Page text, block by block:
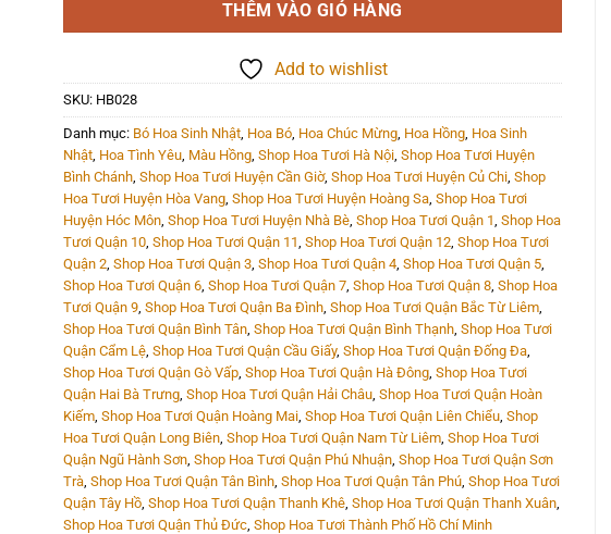
THÊM VÀO GIỎ HÀNG
Add to wishlist
SKU: HB028
Danh mục: Bó Hoa Sinh Nhật, Hoa Bó, Hoa Chúc Mừng, Hoa Hồng, Hoa Sinh
Nhật, Hoa Tình Yêu, Màu Hồng, Shop Hoa Tươi Hà Nội, Shop Hoa Tươi Huyện
Bình Chánh, Shop Hoa Tươi Huyện Cần Giờ, Shop Hoa Tươi Huyện Củ Chi, Shop
Hoa Tươi Huyện Hòa Vang, Shop Hoa Tươi Huyện Hoàng Sa, Shop Hoa Tươi
Huyện Hóc Môn, Shop Hoa Tươi Huyện Nhà Bè, Shop Hoa Tươi Quận 1 Shop Hoa
Tươi Quận 10, Shop Hoa Tươi Quận 11 Shop Hoa Tươi Quận 12, Shop Hoa Tươi
Quận 2, Shop Hoa Tươi Quận 3, Shop Hoa Tươi Quận 4, Shop Hoa Tươi Quận 5,
Shop Hoa Tươi Quận 6, Shop Hoa Tươi Quận 7, Shop Hoa Tươi Quận 8, Shop Hoa
Tươi Quận 9, Shop Hoa Tươi Quận Ba Đình, Shop Hoa Tươi Quận Bắc Từ Liêm,
Shop Hoa Tươi Quận Bình Tân, Shop Hoa Tươi Quận Bình Thạnh, Shop Hoa Tươi
Quận Cẩm Lệ, Shop Hoa Tươi Quận Cầu Giấy, Shop Hoa Tươi Quận Đống Đa,
Shop Hoa Tươi Quận Gò Vấp, Shop Hoa Tươi Quận Hà Đông, Shop Hoa Tươi
Quận Hai Bà Trưng, Shop Hoa Tươi Quận Hải Châu, Shop Hoa Tươi Quận Hoàn
Kiếm, Shop Hoa Tươi Quận Hoàng Mai, Shop Hoa Tươi Quận Liên Chiểu, Shop
Hoa Tươi Quận Long Biên, Shop Hoa Tươi Quận Nam Từ Liêm, Shop Hoa Tươi
Quận Ngũ Hành Sơn, Shop Hoa Tươi Quận Phú Nhuận, Shop Hoa Tươi Quận Sơn
Trà, Shop Hoa Tươi Quận Tân Bình, Shop Hoa Tươi Quận Tân Phú, Shop Hoa Tươi
Quận Tây Hồ, Shop Hoa Tươi Quận Thanh Khê, Shop Hoa Tươi Quận Thanh Xuân,
Shop Hoa Tươi Quận Thủ Đức, Shop Hoa Tươi Thành Phố Hồ Chí Minh